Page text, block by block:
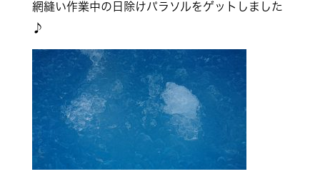
網縫い作業中の日除けパラソルをゲットしました
♪